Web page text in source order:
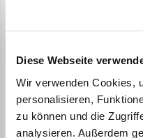
Diese Webseite
Wir verwenden Cookies,
personalisieren,
zu können und die
analysieren. Außerdem
d'extérieur élégante
hauteur pour garder
roulettes
pratiques pour